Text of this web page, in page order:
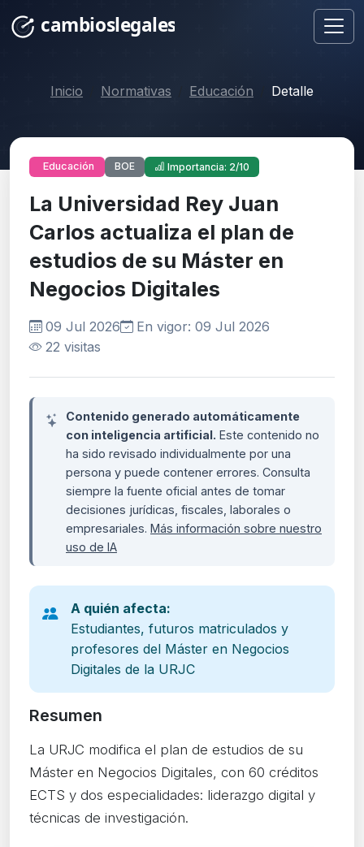
Inicio Normativas Educación Detalle
Educación BOE Importancia: 2/10
La Universidad Rey Juan
Carlos actualiza el plan de
estudios de su Máster en
Negocios Digitales
09 Jul 2026
En vigor: 09 Jul 2026
22 visitas
Contenido generado automáticamente
con inteligencia artificial. Este contenido no
ha sido revisado individualmente por una
persona y puede contener errores. Consulta
siempre la fuente oficial antes de tomar
decisiones jurídicas, fiscales, laborales o
empresariales. Más información sobre nuestro
uso de IA
A quién afecta:
Estudiantes, futuros matriculados y
profesores del Máster en Negocios
Digitales de la URJC
Resumen
La URJC modifica el plan de estudios de su
Máster en Negocios Digitales, con 60 créditos
ECTS y dos especialidades: liderazgo digital y
técnicas de investigación.